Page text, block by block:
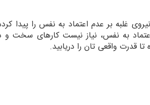
غلبه بر عدم اعتماد به نفس را پیدا
به نفس، نیاز نیست کارهای سخت و
قدرت واقعی تان را دریابید.